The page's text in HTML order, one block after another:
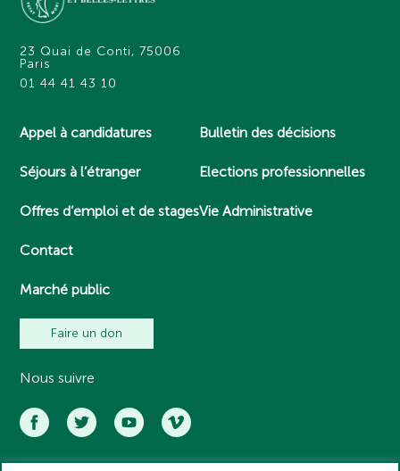
23 Quai de Conti, 75006
Paris
01 44 41 43 10
Appel à candidatures
Séjours à l’étranger
Offres d’emploi et de stages
Contact
Marché public
Bulletin des décisions
Elections professionnelles
Vie Administrative
Faire un don
Nous suivre